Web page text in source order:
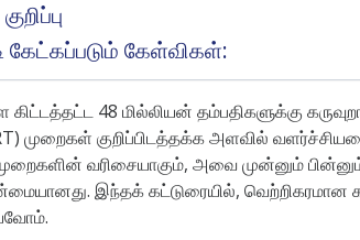
கேட்கப்படும் கேள்விகள்:
கிட்டத்தட்ட 48 மில்லியன் தம்பதிகளுக்கு
முறைகள் குறிப்பிடத்தக்க அளவில்
வரிசையாகும், அவை முன்னும்
இந்தக் கட்டுரையில், வெற்றிகரமான